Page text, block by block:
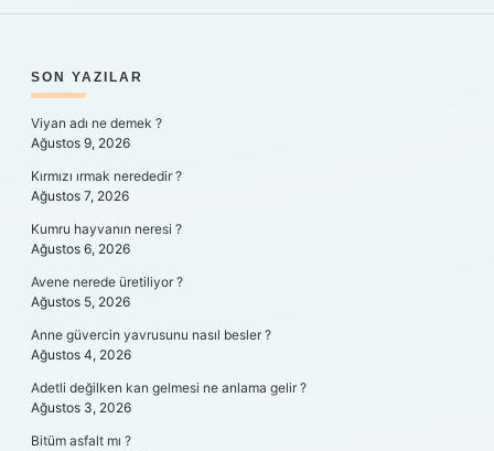
SIDEBAR
SON YAZILAR
Viyan adı ne demek ?
Ağustos 9, 2026
Kırmızı ırmak nerededir ?
Ağustos 7, 2026
Kumru hayvanın neresi ?
Ağustos 6, 2026
Avene nerede üretiliyor ?
Ağustos 5, 2026
Anne güvercin yavrusunu nasıl besler ?
Ağustos 4, 2026
Adetli değilken kan gelmesi ne anlama gelir ?
Ağustos 3, 2026
Bitüm asfalt mı ?